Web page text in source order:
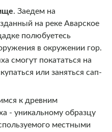
. Заедем на
на реке Аварское
полюбуетесь
в окружении гор.
смогут покататься на
или заняться сап-
к древним
- уникальному образцу
местными